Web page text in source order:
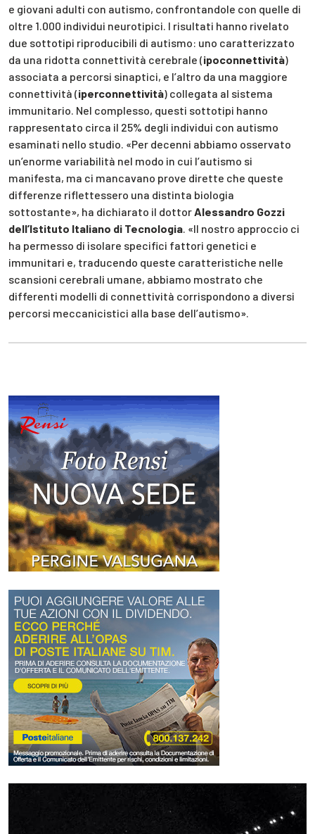
e giovani adulti con autismo, confrontandole con quelle di
oltre 1.000 individui neurotipici. I risultati hanno rivelato
due sottotipi riproducibili di autismo: uno caratterizzato
da una ridotta connettività cerebrale (ipoconnettività)
associata a percorsi sinaptici, e l’altro da una maggiore
connettività (iperconnettività) collegata al sistema
immunitario. Nel complesso, questi sottotipi hanno
rappresentato circa il 25% degli individui con autismo
esaminati nello studio. «Per decenni abbiamo osservato
un’enorme variabilità nel modo in cui l’autismo si
manifesta, ma ci mancavano prove dirette che queste
differenze riflettessero una distinta biologia
sottostante», ha dichiarato il dottorAlessandro Gozzi
dell’Istituto Italiano di Tecnologia. «Il nostro approccio ci
ha permesso di isolare specifici fattori genetici e
immunitari e, traducendo queste caratteristiche nelle
scansioni cerebrali umane, abbiamo mostrato che
differenti modelli di connettività corrispondono a diversi
percorsi meccanicistici alla base dell’autismo».